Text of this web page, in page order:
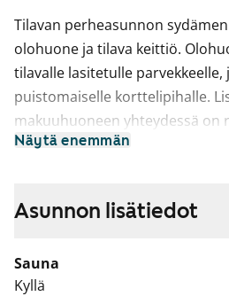
Tilavan perheasunnon
olohuone ja tilava keittiö.
tilavalle lasitetulle
puistomaiselle korttelipihalle.
makuuhuoneen yhteydessä on
Oma kodin sauna tarjoaa
Asuintilojen lattiat ovat tumman
raikkaan valkoiset ja ylä- ja
laatoitettu vaalealla veden
Näytä enemmän
Asunnon lisätiedot
Sauna
Kyllä